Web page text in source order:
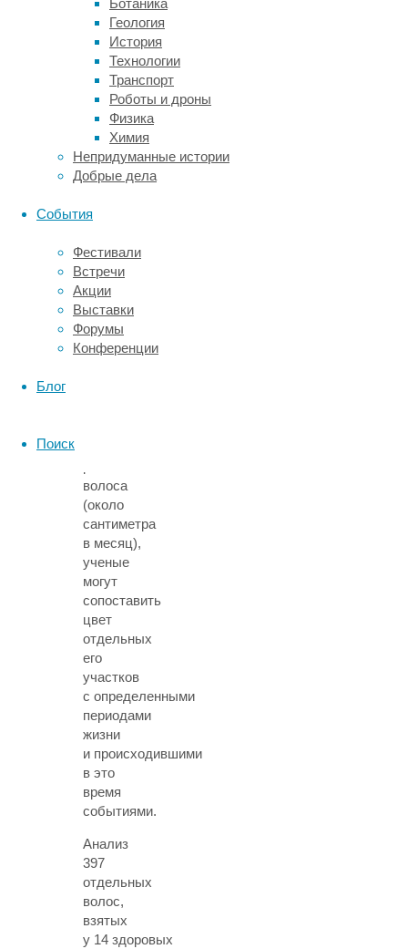
Ботаника
Геология
История
Технологии
Транспорт
Роботы и дроны
Физика
Химия
Непридуманные истории
Добрые дела
События
Фестивали
Встречи
Акции
Выставки
Форумы
Конференции
Блог
Поиск
на уровне
отдельного
волоса.
Предложенный
ими
подход
немного
напоминает
тот,
что
в дендрохронологии
реконструкции
древнего
климата
с помощью
годичных
колец
волоса
(около
сантиметра
в месяц),
ученые
могут
сопоставить
цвет
отдельных
его
участков
с определенными
периодами
жизни
и происходившими
в это
время
событиями.
Анализ
397
отдельных
волос,
взятых
у 14 здоровых